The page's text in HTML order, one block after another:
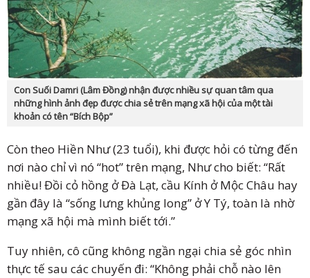
Con Suối Damri (Lâm Đồng) nhận được nhiều sự quan tâm qua
những hình ảnh đẹp được chia sẻ trên mạng xã hội của một tài
khoản có tên “Bích Bộp”
Còn theo Hiền Như (23 tuổi), khi được hỏi có từng đến
nơi nào chỉ vì nó “hot” trên mạng, Như cho biết: “Rất
nhiều! Đồi cỏ hồng ở Đà Lạt, cầu Kính ở Mộc Châu hay
gần đây là “sống lưng khủng long” ở Y Tý, toàn là nhờ
mạng xã hội mà mình biết tới.”
Tuy nhiên, cô cũng không ngần ngại chia sẻ góc nhìn
thực tế sau các chuyến đi: “Không phải chỗ nào lên